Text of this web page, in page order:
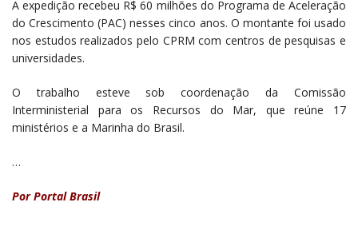
A expedição recebeu R$ 60 milhões do Programa de Aceleração
do Crescimento (PAC) nesses cinco anos. O montante foi usado
nos estudos realizados pelo CPRM com centros de pesquisas e
universidades.
O trabalho esteve sob coordenação da Comissão
Interministerial para os Recursos do Mar, que reúne 17
ministérios e a Marinha do Brasil.
…
Por Portal Brasil